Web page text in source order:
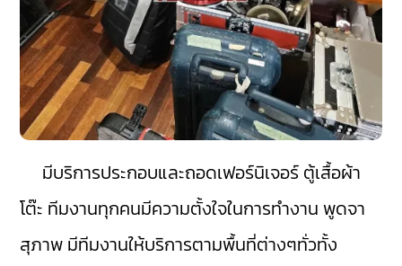
มีบริการประกอบและถอดเฟอร์นิเจอร์ ตู้เสื้อผ้า
โต๊ะ ทีมงานทุกคนมีความตั้งใจในการทำงาน พูดจา
สุภาพ มีทีมงานให้บริการตามพื้นที่ต่างๆทั่วทั้ง